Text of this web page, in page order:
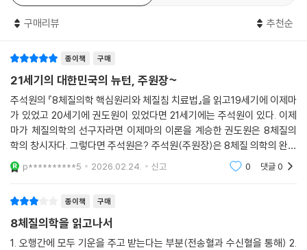
--- p.163
(體質脈診法)은 이미 권도원 선생의 1965년 논문에 창안되어 나온다.
체질침의 시술법은 다른 침법에 비해서 매우 독특하다. 체침(體鍼)이나
다른 일반 침법에서처럼 침을 피부나 근육에 꽂아 놓고 일정 시간 놓아두
는 ‘유침(留鍼)’이 없다.
--- p.314
이었다. …… 금양체질로 진단하였다. 치료 부위인 구강이 부계이며 상초에
속하므로 우측에 부염방과 좌측에 살균방을 4:2 상초방으로 시술했다.
--- p.332
인의 수혜자, 수학의 자식들이 아닌가! 그런데 공교롭게도 저자가 몸담고
그가 한의과대학에서 배운 현대의학의 이론들은 뜻밖에도 죄다 경험 지식
의 집적일 뿐이었다. 과학의 정예로운 한 분과라고 철통같이 믿었던 서양
의학이 순전히 물질의 흐름만을 추적하는 물류학(Logistics)일 뿐이었
다. 몸이라는 시스템에서 일어나는 물자의 생산과 유통 과정만 상세할 뿐,
그것의 배면에 존재하는 일반원리나 법칙이 도무지 보이지 않았다.
저자에 따르면 서양의학의 텍스트에는 인체의 원리를 논리적으로 설명하
르몬 등의 생산과 집하, 배달 라인만 빼곡하게 늘어서 있었다. 거대한 물류
창고와 수많은 배달트럭, 그리고 그 속을 종횡하는 배달기사만이 존재하는
무질서의 난장이었다. 아마존과 쿠팡만이 할거하는 대동여지도의 현대판
구매리뷰 추천순
종이책 구매
21세기의 대한민국의 뉴턴, 주원장~
주석원의 『8체질의학 핵심원리와 체질침 치료법』을 읽고19세기에 이제마
가 있었고 20세기에 권도원이 있었다면 21세기에는 주석원이 있다. 이제
마가 체질의학의 선구자라면 이제마의 이론을 계승한 권도원은 8체질의
학의 창시자다. 그렇다면 주석원은? 주석원(주원장)은 8체질 의학의 완성
자라 할만하다. 권도원 박사를 20세기 조선의 피타고라스라고 평한 도올
김용옥 선생의 안목대로
p**********5 2026.02.24. 신고 0 댓글0
종이책 구매
8체질의학을 읽고나서
1. 오행간에 모두 기운을 주고 받는다는 부분(전송혈과 수신혈을 통해) 2.